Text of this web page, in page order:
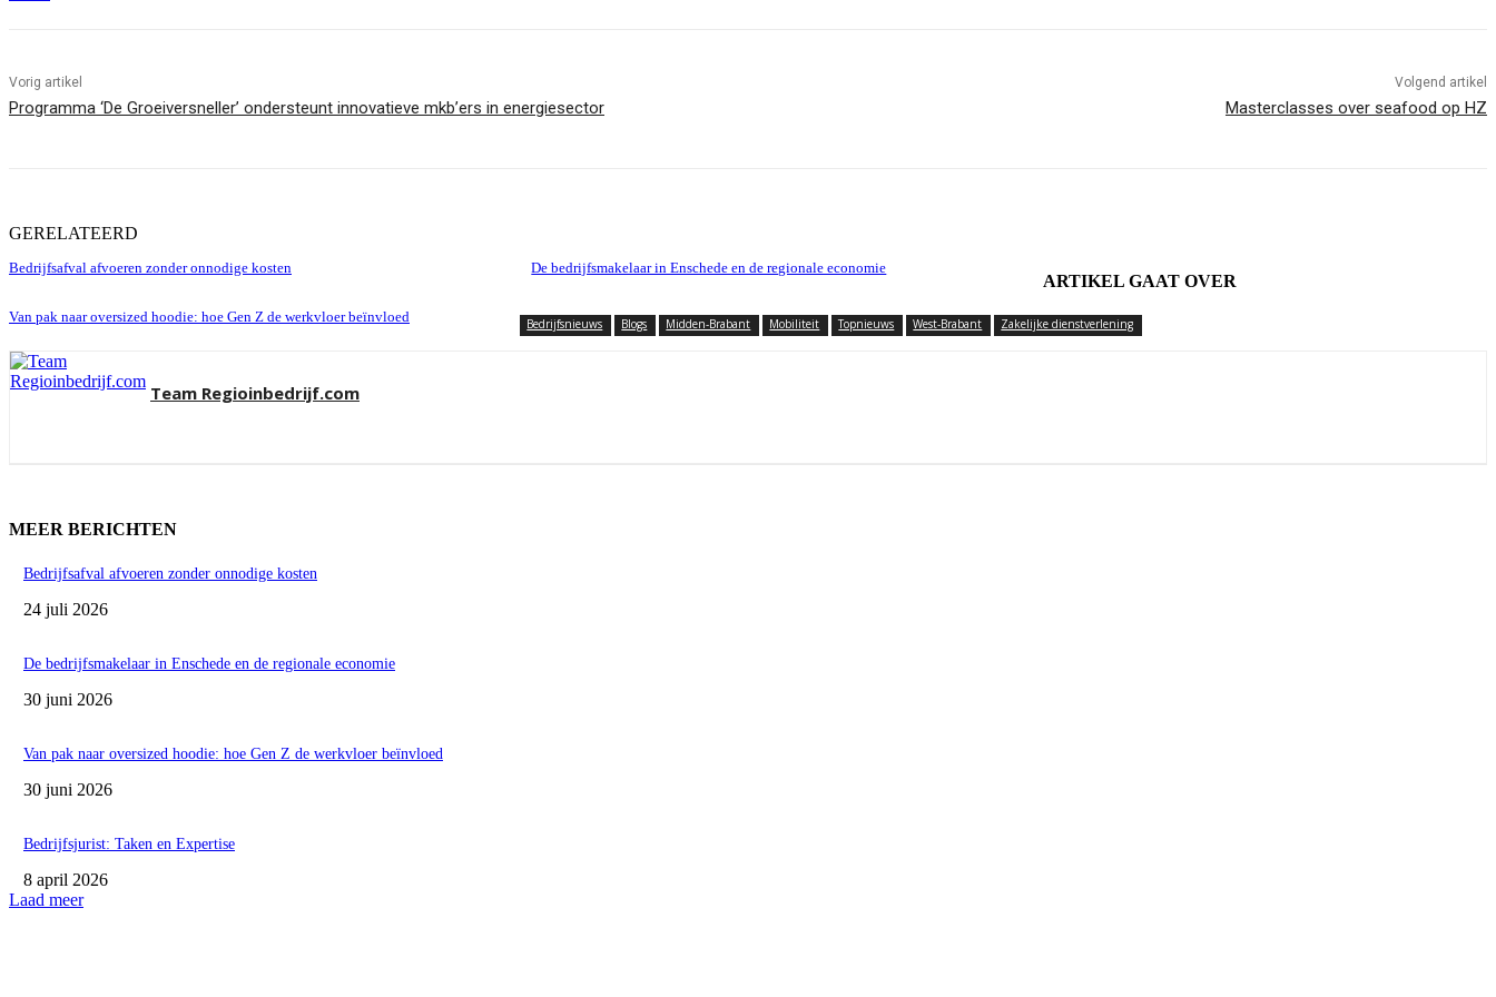
Vorig artikel
Programma ‘De Groeiversneller’ ondersteunt innovatieve mkb’ers in energiesector
Volgend artikel
Masterclasses over seafood op HZ
GERELATEERD
Bedrijfsafval afvoeren zonder onnodige kosten De bedrijfsmakelaar in Enschede en de regionale economie
Van pak naar oversized hoodie: hoe Gen Z de werkvloer beïnvloed
ARTIKEL GAAT OVER
Bedrijfsnieuws Blogs Midden-Brabant Mobiliteit Topnieuws West-Brabant Zakelijke dienstverlening
Team Regioinbedrijf.com
MEER BERICHTEN
Bedrijfsafval afvoeren zonder onnodige kosten
24 juli 2026
De bedrijfsmakelaar in Enschede en de regionale economie
30 juni 2026
Van pak naar oversized hoodie: hoe Gen Z de werkvloer beïnvloed
30 juni 2026
Bedrijfsjurist: Taken en Expertise
8 april 2026
Laad meer